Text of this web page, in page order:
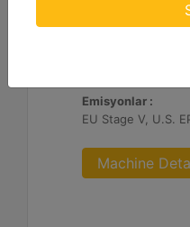
Emisyonlar :
Machine